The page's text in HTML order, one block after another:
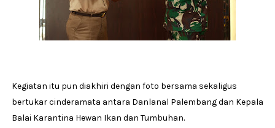
Kegiatan itu pun diakhiri dengan foto bersama sekaligus
bertukar cinderamata antara Danlanal Palembang dan Kepala
Balai Karantina Hewan Ikan dan Tumbuhan.